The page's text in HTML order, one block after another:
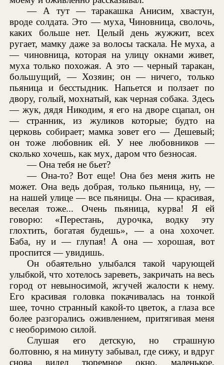
— А тут — таракашка Анисим, хвастун,
вроде солдата. Это — муха, Чиновница, сволочь,
каких больше нет. Целый день жужжит, всех
ругает, мамку даже за волосы таскала. Не муха, а
— чиновница, которая на улицу окнами живет,
муха только похожая. А это — черный таракан,
большущий, — Хозяин; он — ничего, только
пьяница и бесстыдник. Напьется и ползает по
двору, голый, мохнатый, как черная собака. Здесь
— жук, дядя Никодим, я его на дворе сцапал, он
— странник, из жуликов которые; будто на
церковь собирает; мамка зовет его — Дешевый;
он тоже любовник ей. У нее любовников —
сколько хочешь, как мух, даром что безносая.
— Она тебя не бьет?
— Она-то? Вот еще! Она без меня жить не
может. Она ведь добрая, только пьяница, ну, —
на нашей улице — все пьяницы. Она — красивая,
веселая тоже... Очень пьяница, курва! Я ей
говорю: «Перестань, дурочка, водку эту
глохтить, богатая будешь», — а она хохочет.
Баба, ну и — глупая! А она — хорошая, вот
проспится — увидишь.
Он обаятельно улыбался такой чарующей
улыбкой, что хотелось зареветь, закричать на весь
город от невыносимой, жгучей жалости к нему.
Его красивая головка покачивалась на тонкой
шее, точно странный какой-то цветок, а глаза все
более разгорались оживлением, притягивая меня
с необоримою силой.
Слушая его детскую, но страшную
болтовню, я на минуту забывал, где сижу, и вдруг
снова видел тюремное окно, маленькое,